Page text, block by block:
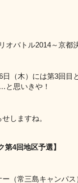
オバトル2014～京都
日（木）には第3回目
… と思いきや！
しますね。
第4回地区予選】
（常三島キャンパス